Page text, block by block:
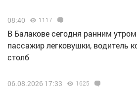
08:40 1117
В Балакове сегодня ранним
пассажир легковушки, водитель
столб
06.08.2026 17:33 1625